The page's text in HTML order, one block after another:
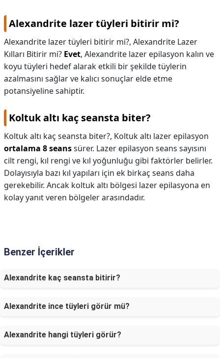
Alexandrite lazer tüyleri bitirir mi?
Alexandrite lazer tüyleri bitirir mi?, Alexandrite Lazer
Kılları Bitirir mi? Evet, Alexandrite lazer epilasyon kalın ve
koyu tüyleri hedef alarak etkili bir şekilde tüylerin
azalmasını sağlar ve kalıcı sonuçlar elde etme
potansiyeline sahiptir.
Koltuk altı kaç seansta biter?
Koltuk altı kaç seansta biter?, Koltuk altı lazer epilasyon
ortalama 8 seanssürer. Lazer epilasyon seans sayısını
cilt rengi, kıl rengi ve kıl yoğunluğu gibi faktörler belirler.
Dolayısıyla bazı kıl yapıları için ek birkaç seans daha
gerekebilir. Ancak koltuk altı bölgesi lazer epilasyona en
kolay yanıt veren bölgeler arasındadır.
Benzer İçerikler
Alexandrite kaç seansta bitirir?
Alexandrite ince tüyleri görür mü?
Alexandrite hangi tüyleri görür?